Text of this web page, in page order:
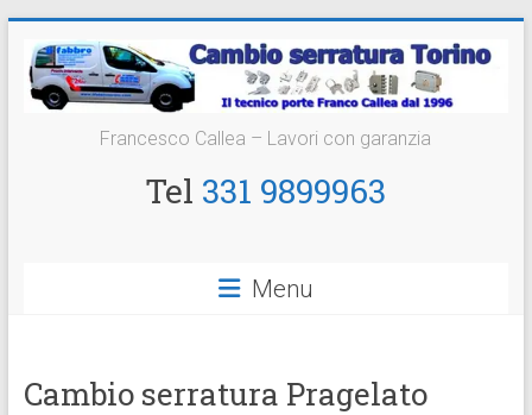
contenuto
Cambio
Serratura
Francesco Callea – Lavori con garanzia
Tel 331 9899963
Menu
Cambio serratura Pragelato